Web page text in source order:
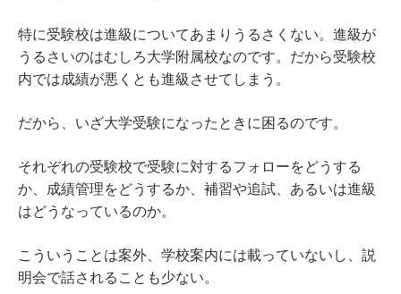
特に受験校は進級についてあまりうるさくない。進級が
うるさいのはむしろ大学附属校なのです。だから受験校
内では成績が悪くとも進級させてしまう。
だから、いざ大学受験になったときに困るのです。
それぞれの受験校で受験に対するフォローをどうする
か、成績管理をどうするか、補習や追試、あるいは進級
はどうなっているのか。
こういうことは案外、学校案内には載っていないし、説
明会で話されることも少ない。